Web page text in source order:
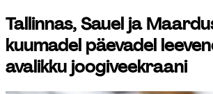
Tallinnas, Sauel ja
kuumadel päevadel
avalikku joogiveekraani